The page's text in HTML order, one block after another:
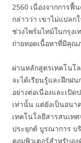
2560 เนื่องจากการฟื้
กล่าวว่า เขาไม่แปลก
ช่วงไพร์มไทม์ในกรุงเ
ถ่ายทอดเนื้อหาที่มีคุณ
ผ่านหลักสูตรเทคโนโ
จะได้เรียนรู้และฝึกฝ
อย่างต่อเนื่องและเปิ
เท่านั้น แต่ยังเป็นอน
เทคโนโลยีสารสนเท
ประยุกต์ บูรณาการ บ
คอมพิวเตอร์สำหรับอ